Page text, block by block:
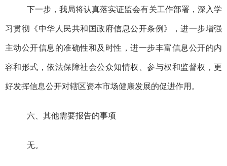
下一步，我局将认真落实证监会有关工作部署，深入学
习贯彻 《中华人民共和国政府信息公开条例》 ，进一步增强
主动公开信息的准确性和及时性，进一步丰富信息公开的内
容和形式，依法保障社会公众知情权 、参与权和监督权 ，更
好发挥信息公开对辖区资本市场健康发展的促进作用。
六、 其他需要报告的事项
无。